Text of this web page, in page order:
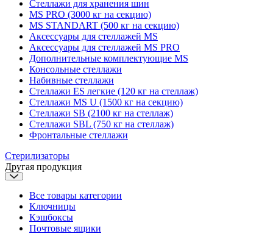
Стеллажи для хранения шин
MS PRO (3000 кг на секцию)
MS STANDART (500 кг на секцию)
Аксессуары для стеллажей MS
Аксессуары для стеллажей MS PRO
Дополнительные комплектующие MS
Консольные стеллажи
Набивные стеллажи
Стеллажи ES легкие (120 кг на стеллаж)
Стеллажи MS U (1500 кг на секцию)
Стеллажи SB (2100 кг на стеллаж)
Стеллажи SBL (750 кг на стеллаж)
Фронтальные стеллажи
Стерилизаторы
Другая продукция
Все товары категории
Ключницы
Кэшбоксы
Почтовые ящики